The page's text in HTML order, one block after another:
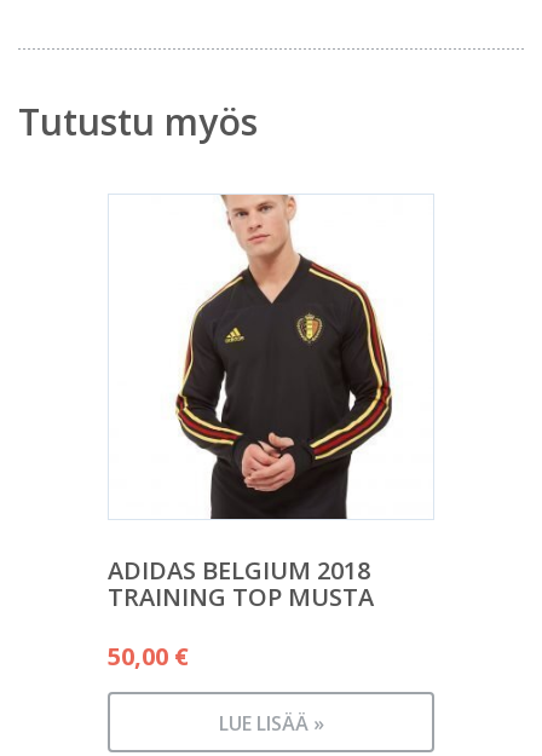
Tutustu myös
ADIDAS BELGIUM 2018
TRAINING TOP MUSTA
50,00 €
LUE LISÄÄ »